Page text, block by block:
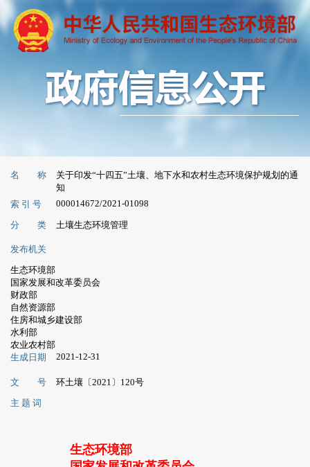
名 称
关于印发“十四五”土壤、地下水和农村生态环境保护规划的通
知
索 引 号
000014672/2021-01098
分 类 土壤生态环境管理
发布机关
生态环境部
国家发展和改革委员会
财政部
自然资源部
住房和城乡建设部
水利部
农业农村部
生成日期
2021-12-31
文 号
环土壤〔2021〕120号
主 题 词
生态环境部